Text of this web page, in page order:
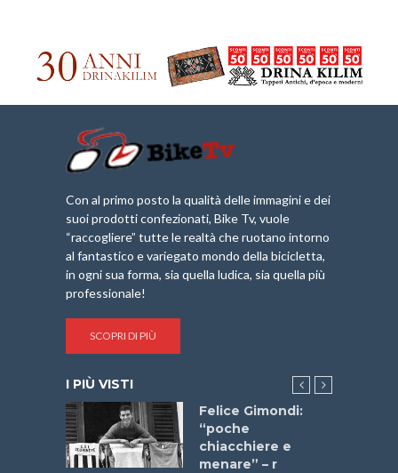
Con al primo posto la qualità delle immagini e dei
suoi prodotti confezionati, Bike Tv, vuole
“raccogliere” tutte le realtà che ruotano intorno
al fantastico e variegato mondo della bicicletta,
in ogni sua forma, sia quella ludica, sia quella più
professionale!
SCOPRI DI PIÙ
I PIÙ VISTI
Felice Gimondi:
“poche
chiacchiere e
menare” – r